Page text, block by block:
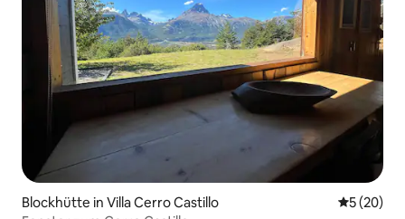
Blockhütte in Villa Cerro Castillo
5 (20)